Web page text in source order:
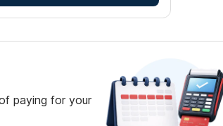
paying for your